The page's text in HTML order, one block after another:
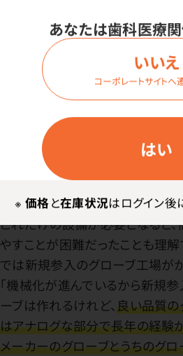
あなたは歯科医療
はい
いいえ
コーポレートサイトへ
※ 価格と在庫状況はログイン後
品質への自信、日々大変な環境
に、感謝の気持が芽生えました。
話には聞いていたのですが、グロ
く、おそらく４０度はあったと思
がキツくて目にしみる程ですし、
て過酷な環境でした。また、工
く、機械化も進んでいました。
これだけの設備が必要となると
やすことが困難だったことも理解
では新規参入のグローブ工場が
「機械化が進んでいるから新規
ーブは作れるけれど、良い品質の
はアナログな部分で長年の経験
メーカーのグローブとうちのグ